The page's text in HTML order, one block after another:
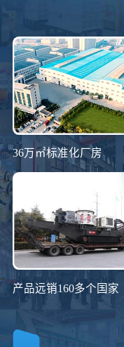
36万㎡标准化厂房
产品远销160多个国家